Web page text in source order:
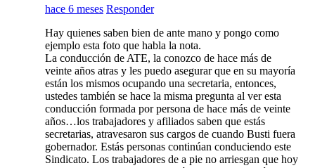
hace 6 meses Responder
Hay quienes saben bien de ante mano y pongo como
ejemplo esta foto que habla la nota.
La conducción de ATE, la conozco de hace más de
veinte años atras y les puedo asegurar que en su mayoría
están los mismos ocupando una secretaria, entonces,
ustedes también se hace la misma pregunta al ver esta
conducción formada por persona de hace más de veinte
años…los trabajadores y afiliados saben que estás
secretarias, atravesaron sus cargos de cuando Busti fuera
gobernador. Estás personas continúan conduciendo este
Sindicato. Los trabajadores de a pie no arriesgan que hoy